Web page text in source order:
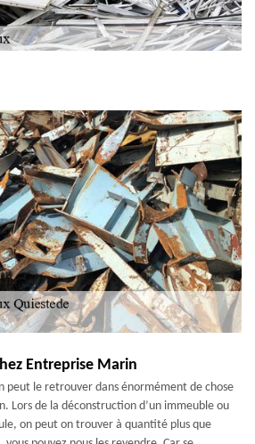
Entreprise Marin
peut le retrouver dans énormément de chose
Lors de la déconstruction d’un immeuble ou
on peut on trouver à quantité plus que